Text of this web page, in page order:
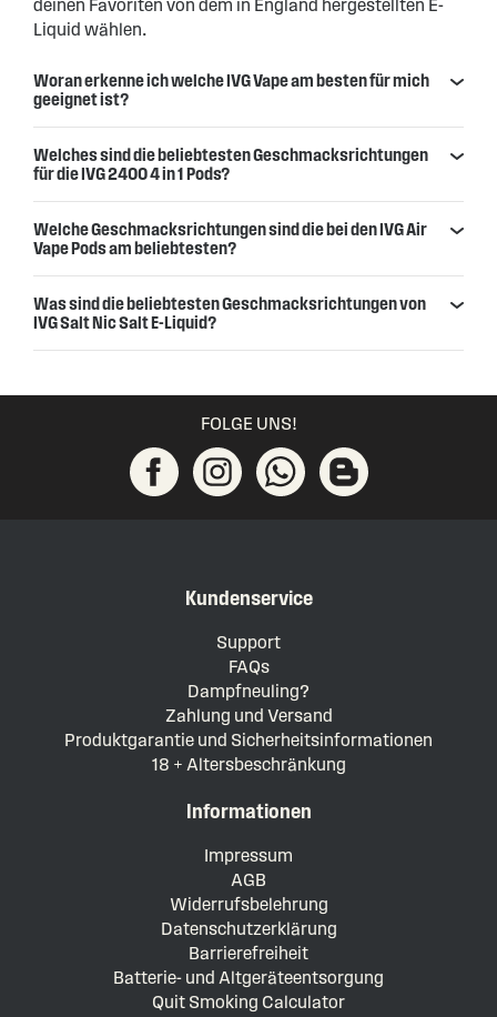
deinen Favoriten von dem in England hergestellten E-
Liquid wählen.
Woran erkenne ich welche IVG Vape am besten für mich
geeignet ist?
Welches sind die beliebtesten Geschmacksrichtungen
für die IVG 2400 4 in 1 Pods?
Welche Geschmacksrichtungen sind die bei den IVG Air
Vape Pods am beliebtesten?
Was sind die beliebtesten Geschmacksrichtungen von
IVG Salt Nic Salt E-Liquid?
FOLGE UNS!
Kundenservice
Support
FAQs
Dampfneuling?
Zahlung und Versand
Produktgarantie und Sicherheitsinformationen
18 + Altersbeschränkung
Informationen
Impressum
AGB
Widerrufsbelehrung
Datenschutzerklärung
Barrierefreiheit
Batterie- und Altgeräteentsorgung
Quit Smoking Calculator